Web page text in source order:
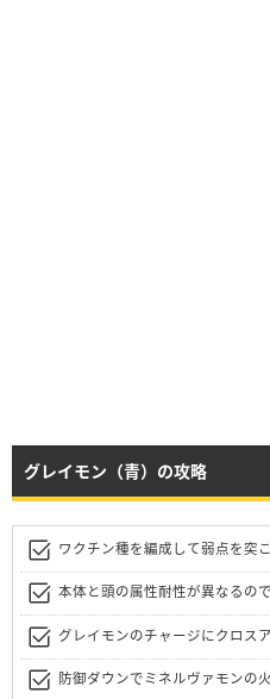
グレイモン（青）の攻略
ワクチン種を編成して弱点を突
本体と頭の属性耐性が異なるの
グレイモンのチャージにクロス
防御ダウンでミネルヴァモンの